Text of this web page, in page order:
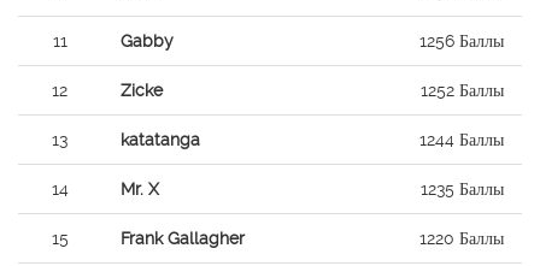
11 Gabby 1256 Баллы
12 Zicke 1252 Баллы
13 katatanga 1244 Баллы
14 Mr. X 1235 Баллы
15 Frank Gallagher 1220 Баллы